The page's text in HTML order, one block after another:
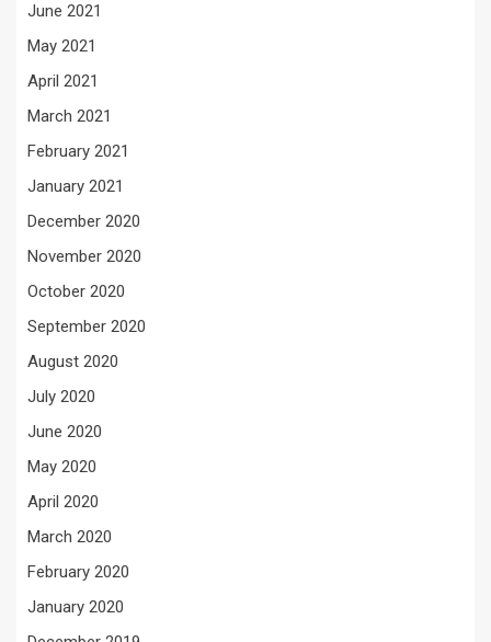
June 2021
May 2021
April 2021
March 2021
February 2021
January 2021
December 2020
November 2020
October 2020
September 2020
August 2020
July 2020
June 2020
May 2020
April 2020
March 2020
February 2020
January 2020